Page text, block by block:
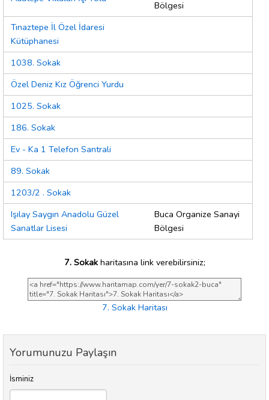
Bölgesi
Tınaztepe İl Özel İdaresi
Kütüphanesi
1038. Sokak
Özel Deniz Kız Öğrenci Yurdu
1025. Sokak
186. Sokak
Ev - Ka 1 Telefon Santrali
89. Sokak
1203/2 . Sokak
Işılay Saygın Anadolu Güzel
Sanatlar Lisesi
Buca Organize Sanayi
Bölgesi
7. Sokakharitasına link verebilirsiniz;
7. Sokak Haritası
Yorumunuzu Paylaşın
İsminiz